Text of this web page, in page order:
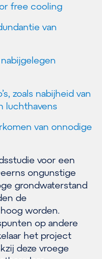
free cooling
van
zoals nabijheid van
luchthavens
van onnodige
voor een
ongunstige
grondwaterstand
de
worden.
op andere
het project
deze vroege